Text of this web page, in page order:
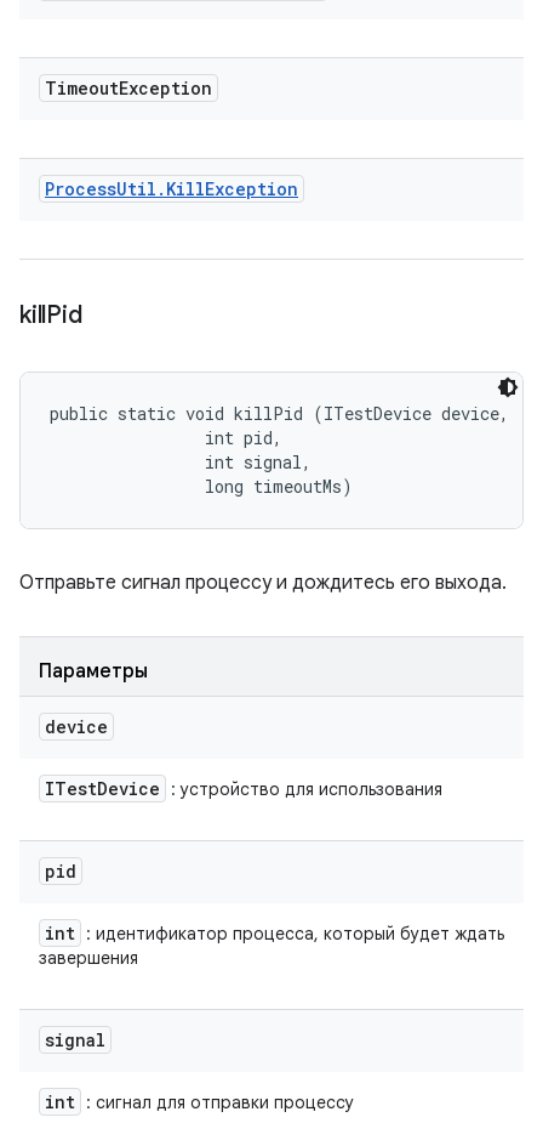
TimeoutException
ProcessUtil . KillException
killPid
public static void killPid (ITestDevice device,
                int pid,
                int signal,
                long timeoutMs)
Отправьте сигнал процессу и дождитесь его выхода.
Параметры
device
ITestDevice : устройство для использования
pid
int : идентификатор процесса, который будет ждать
завершения
signal
int : сигнал для отправки процессу